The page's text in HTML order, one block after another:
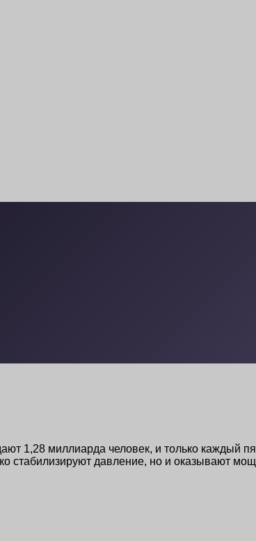
1,28 миллиарда человек, и только каждый
стабилизируют давление, но и оказывают